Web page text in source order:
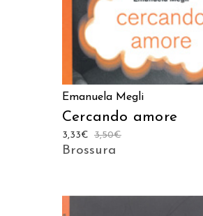
Emanuela Megli
Cercando amore
3,50€
3,33€
Brossura